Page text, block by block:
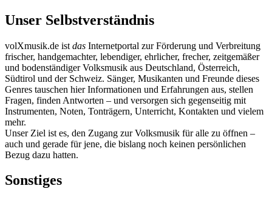
Unser Selbstverständnis
volXmusik.de ist das Internetportal zur Förderung und Verbreitung
frischer, handgemachter, lebendiger, ehrlicher, frecher, zeitgemäßer
und bodenständiger Volksmusik aus Deutschland, Österreich,
Südtirol und der Schweiz. Sänger, Musikanten und Freunde dieses
Genres tauschen hier Informationen und Erfahrungen aus, stellen
Fragen, finden Antworten – und versorgen sich gegenseitig mit
Instrumenten, Noten, Tonträgern, Unterricht, Kontakten und vielem
mehr.
Unser Ziel ist es, den Zugang zur Volksmusik für alle zu öffnen –
auch und gerade für jene, die bislang noch keinen persönlichen
Bezug dazu hatten.
Sonstiges